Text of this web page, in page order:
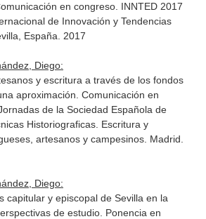
en congreso. INNTED 2017
de Innovación y Tendencias
España. 2017
Diego:
y escritura a través de los fondos
aproximación. Comunicación en
de la Sociedad Española de
Historiograficas. Escritura y
artesanos y campesinos. Madrid.
Diego:
capitular y episcopal de Sevilla en la
de estudio. Ponencia en